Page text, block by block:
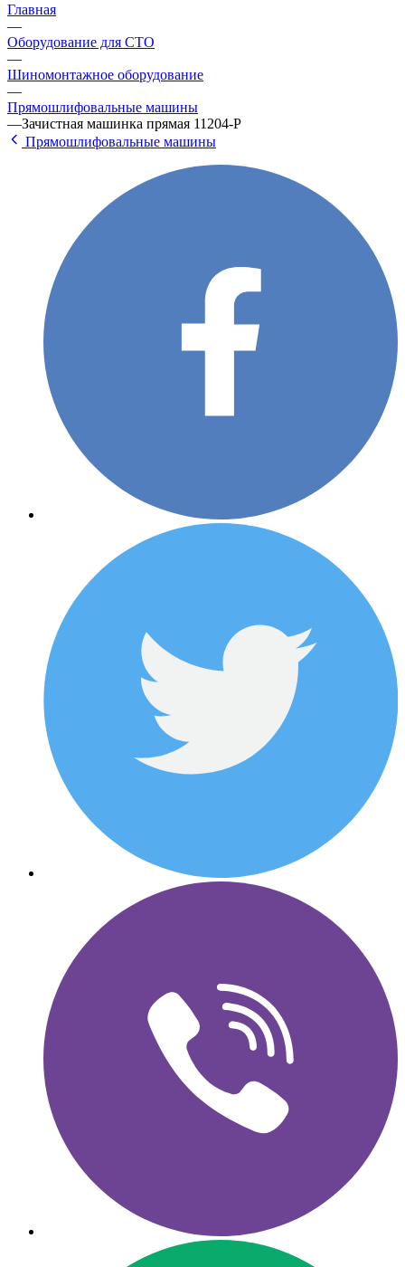
Главная
—
Оборудование для СТО
—
Шиномонтажное оборудование
—
Прямошлифовальные машины
—Зачистная машинка прямая 11204-P
Прямошлифовальные машины